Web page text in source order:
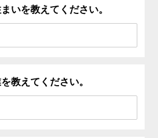
いを教えてください。
教えてください。